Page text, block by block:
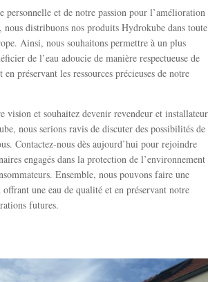
personnelle et de notre passion pour l’amélioration
nous distribuons nos produits Hydrokube dans toute
Ainsi, nous souhaitons permettre à un plus
de l’eau adoucie de manière respectueuse de
préservant les ressources précieuses de notre
vision et souhaitez devenir revendeur et installateur
nous serions ravis de discuter des possibilités de
Contactez-nous dès aujourd’hui pour rejoindre
engagés dans la protection de l’environnement
Ensemble, nous pouvons faire une
une eau de qualité et en préservant notre
futures.